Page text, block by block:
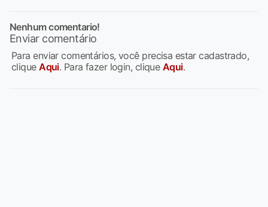
Nenhum comentario!
Enviar comentário
Para enviar comentários, você precisa estar cadastrado,
cliqueAqui. Para fazer login, clique Aqui.